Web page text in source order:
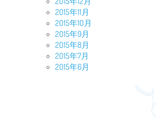
2015年11月
2015年10月
2015年9月
2015年8月
2015年7月
2015年6月